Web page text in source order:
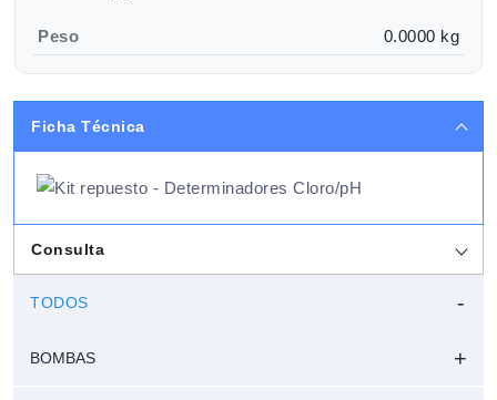
Peso 0.0000 kg
Ficha Técnica
Consulta
TODOS
BOMBAS